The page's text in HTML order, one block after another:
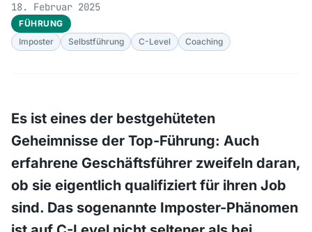
18. Februar 2025
FÜHRUNG
Imposter
Selbstführung C-Level Coaching
Es ist eines der bestgehüteten
Geheimnisse der Top-Führung: Auch
erfahrene Geschäftsführer zweifeln daran,
ob sie eigentlich qualifiziert für ihren Job
sind. Das sogenannte Imposter-Phänomen